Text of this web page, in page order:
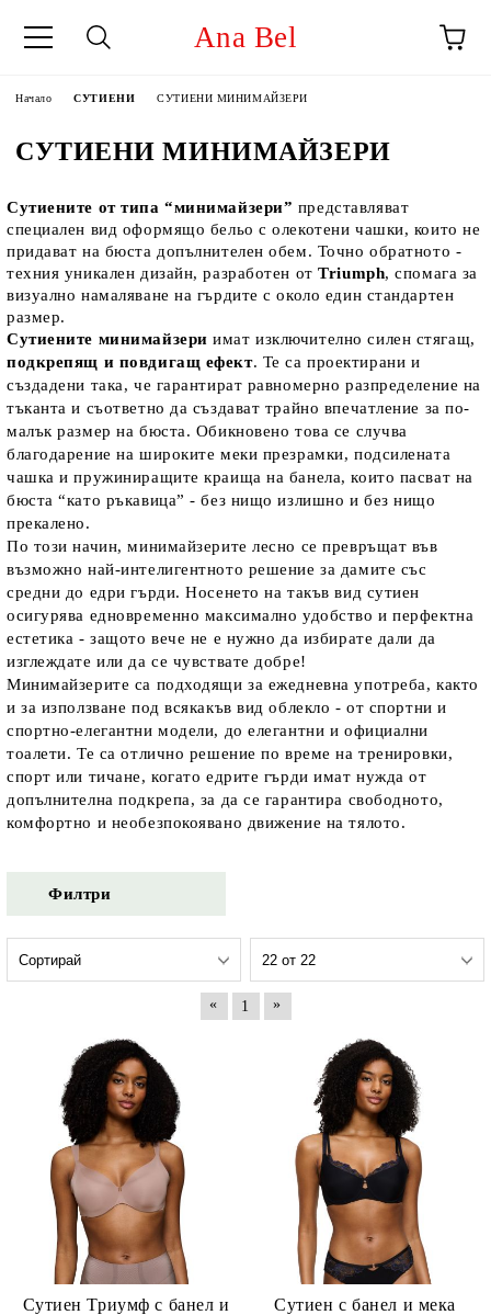
Ana Bel
Начало СУТИЕНИ СУТИЕНИ МИНИМАЙЗЕРИ
СУТИЕНИ МИНИМАЙЗЕРИ
Сутиените от типа “минимайзери” представляват
специален вид оформящо бельо с олекотени чашки, които не
придават на бюста допълнителен обем. Точно обратното -
техния уникален дизайн, разработен от Triumph, спомага за
визуално намаляване на гърдите с около един стандартен
размер.
Сутиените минимайзери
подкрепящ и повдигащ ефект. Те са проектирани и
създадени така, че гарантират равномерно разпределение на
тъканта и съответно да създават трайно впечатление за по-
малък размер на бюста. Обикновено това се случва
благодарение на широките меки презрамки, подсилената
чашка и пружиниращите краища на банела, които пасват на
бюста “като ръкавица” - без нищо излишно и без нищо
прекалено.
По този начин, минимайзерите лесно се превръщат във
възможно най-интелигентното решение за дамите със
средни до едри гърди. Носенето на такъв вид сутиен
осигурява едновременно максимално удобство и перфектна
естетика - защото вече не е нужно да избирате дали да
изглеждате или да се чувствате добре!
Минимайзерите са подходящи за ежедневна употреба, както
и за използване под всякакъв вид облекло - от спортни и
спортно-елегантни модели, до елегантни и официални
тоалети. Те са отлично решение по време на тренировки,
спорт или тичане, когато едрите гърди имат нужда от
допълнителна подкрепа, за да се гарантира свободното,
комфортно и необезпокоявано движение на тялото.
Филтри
« 1 »
Сутиен Триумф с банел и
Сутиен с банел и мека